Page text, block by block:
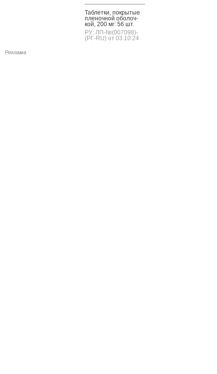
Таб­летки, пок­ры­тые
пле­ноч­ной обо­лоч­
кой, 200 мг: 56 шт.
РУ: ЛП-№(007098)-
(РГ-RU) от 03.10.24
Реклама